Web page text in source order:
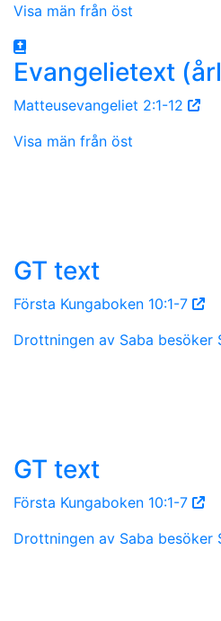
Visa män från öst
Evangelietext
Matteusevangeliet 2:1-12
Visa män från öst
GT text
Första Kungaboken 10:1-7
Drottningen av Saba besöker
GT text
Första Kungaboken 10:1-7
Drottningen av Saba besöker